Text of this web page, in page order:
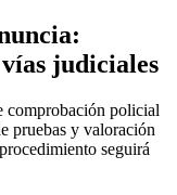
judiciales
comprobación policial
pruebas y valoración
seguirá